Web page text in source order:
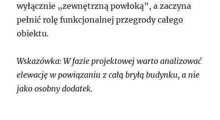
wyłącznie „zewnętrzną powłoką”, a zaczyna
pełnić rolę funkcjonalnej przegrody całego
obiektu.
Wskazówka: W fazie projektowej warto analizować
elewację w powiązaniu z całą bryłą budynku, a nie
jako osobny dodatek.